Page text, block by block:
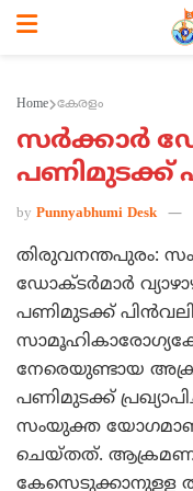
Home കേരളം
സര്‍ക്കാര്‍
പണിമുടക്ക്
by Punnyabhumi Desk
തിരുവനന്തപുരം:
ഡോക്ടര്‍മാര്‍
പണിമുടക്ക്
നേരെയുണ്ടായ
പണിമുടക്ക്
സംയുക്ത
ചെയ്തത്. ആക്രമണം
കേസെടുക്കാനുള്ള